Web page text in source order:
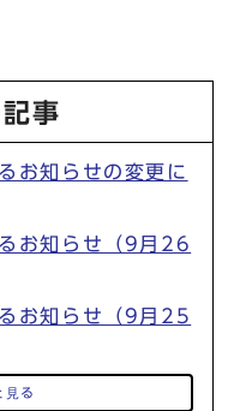
事
お知らせの変更に
お知らせ（9月26
お知らせ（9月25
見る